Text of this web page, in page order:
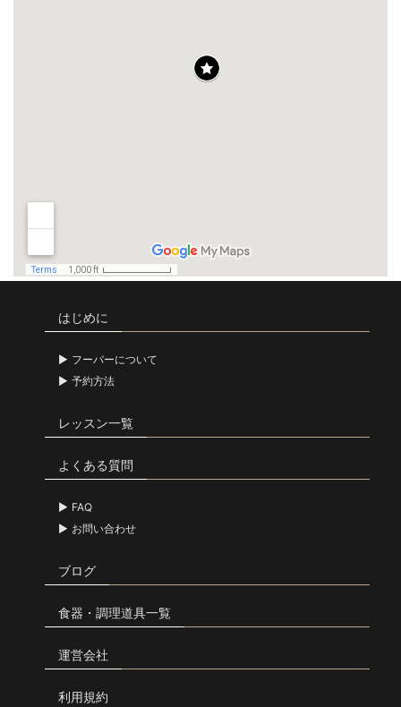
はじめに
フーバーについて
予約方法
レッスン一覧
よくある質問
FAQ
お問い合わせ
ブログ
食器・調理道具一覧
運営会社
利用規約